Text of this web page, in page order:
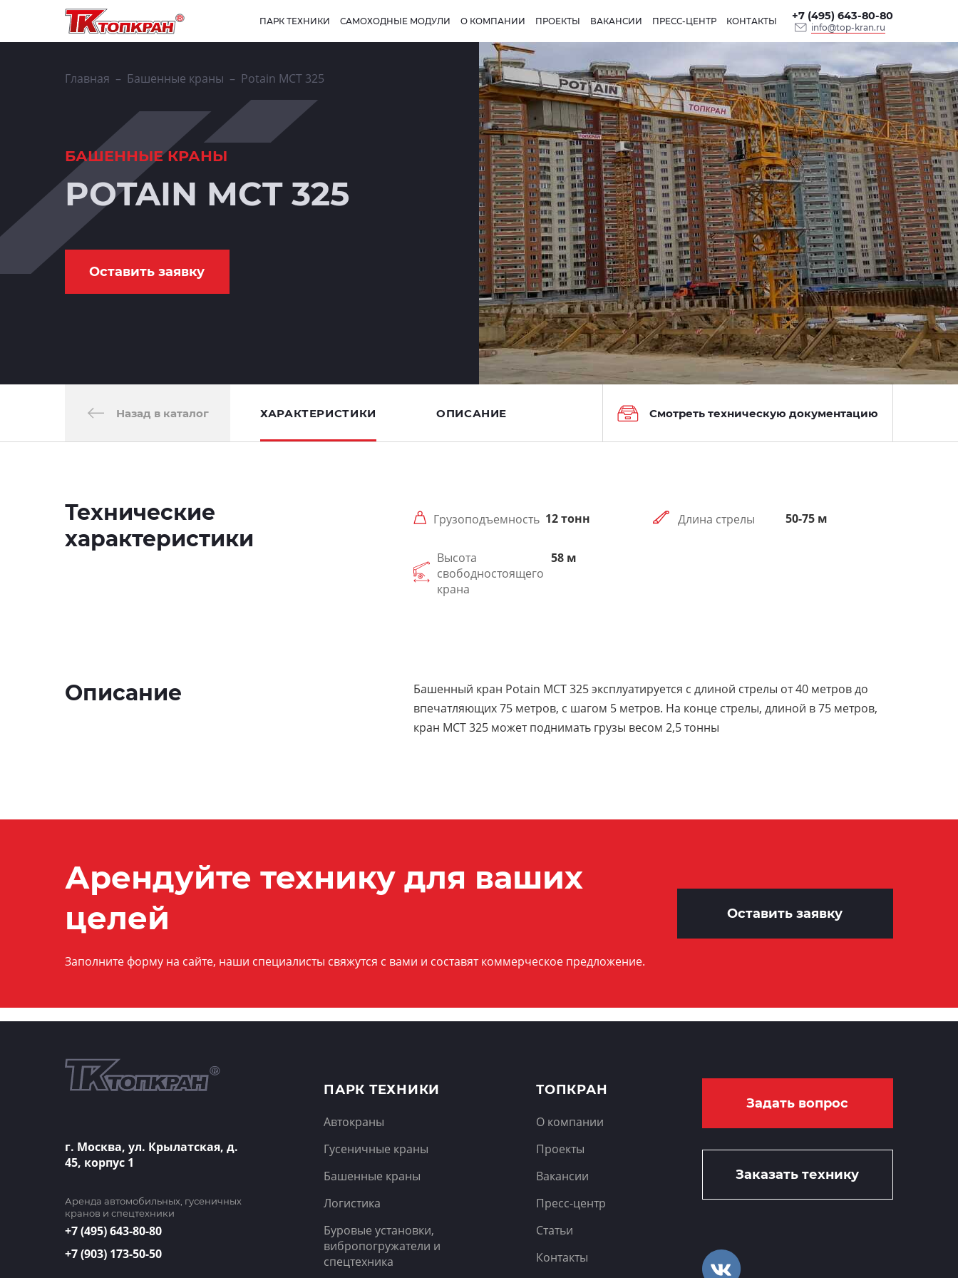
ПАРК ТЕХНИКИ САМОХОДНЫЕ МОДУЛИ О КОМПАНИИ ПРОЕКТЫ ВАКАНСИИ ПРЕСС-ЦЕНТР КОНТАКТЫ
info@top-kran.ru
+7 (495) 643-80-80
Главная Башенные краны Potain MCT 325
БАШЕННЫЕ КРАНЫ
POTAIN MCT 325
Оставить заявку
Назад в каталог ХАРАКТЕРИСТИКИ ОПИСАНИЕ Смотреть техническую документацию
Технические
характеристики
Грузоподъемность 12 тонн Длина стрелы 50-75 м
Высота
свободностоящего
крана
58 м
Описание
Башенный кран Potain MCT 325 эксплуатируется с длиной стрелы от 40 метров до
впечатляющих 75 метров, с шагом 5 метров. На конце стрелы, длиной в 75 метров,
кран MCT 325 может поднимать грузы весом 2,5 тонны
Арендуйте технику для ваших
целей
Заполните форму на сайте, наши специалисты свяжутся с вами и составят коммерческое предложение.
Оставить заявку
г. Москва, ул. Крылатская, д.
45, корпус 1
Аренда автомобильных, гусеничных
кранов и спецтехники
+7 (495) 643-80-80
+7 (903) 173-50-50
ПАРК ТЕХНИКИ
Автокраны
Гусеничные краны
Башенные краны
Логистика
Буровые установки,
вибропогружатели и
спецтехника
ТОПКРАН
О компании
Проекты
Вакансии
Пресс-центр
Статьи
Контакты
Задать вопрос
Заказать технику